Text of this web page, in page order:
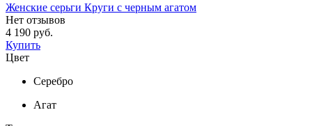
Женские серьги Круги с черным агатом
Нет отзывов
4 190 руб.
Купить
Цвет
Серебро
Агат